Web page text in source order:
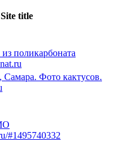
Site title
поликарбоната
Фото кактусов.
#1495740332